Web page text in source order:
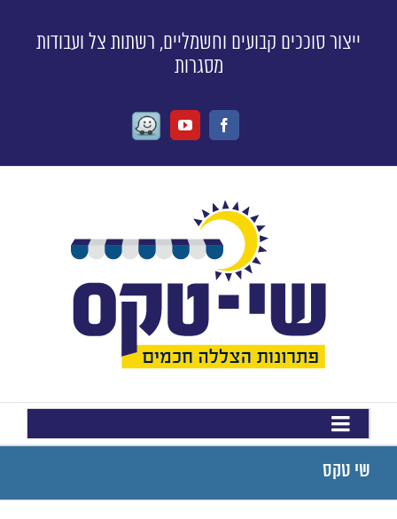
ייצור סוככים קבועים וחשמליים, רשתות צל ועבודות
מסגרות
Facebook
Youtube
Waze
שי טקס